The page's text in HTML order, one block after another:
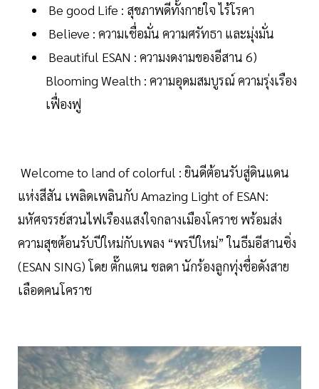
Be good Life : สุขภาพดีทั้งกายใจ ไร้โรคา
Believe : ความเชื่อมั่น ความศรัทธา และมุ่งมั่น
Beautiful ESAN : ความงดงามของอีสาน 6)
Blooming Wealth : ความอุดมสมบูรณ์ ความรุ่งเรือง
เฟื่องฟู
Welcome to land of colorful : ยินดีต้อนรับสู่ดินแดน
แห่งสีสัน เพลิดเพลินกับ Amazing Light of ESAN:
มหัศจรรย์สวนไฟเรืองแสงใจกลางเมืองโคราช พร้อมส่ง
ความสุขต้อนรับปีใหม่กับเพลง “พรปีใหม่” ในธีมอีสานซิ่ง
(ESAN SING) โดย ตั๊กแตน ชลดา นักร้องลูกทุ่งชื่อดังสาย
เลือดคนโคราช